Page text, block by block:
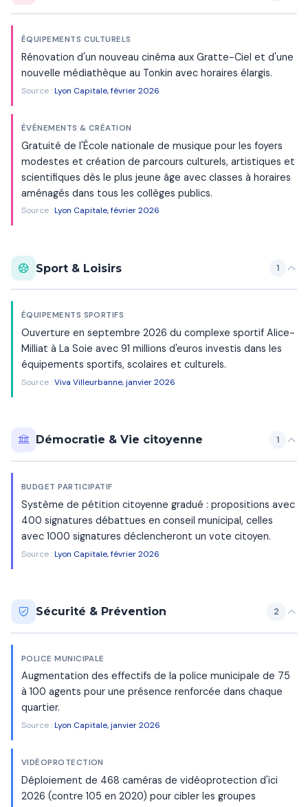
ÉQUIPEMENTS CULTURELS
Rénovation d'un nouveau cinéma aux Gratte-Ciel et d'une
nouvelle médiathèque au Tonkin avec horaires élargis.
Source :Lyon Capitale, février 2026
ÉVÉNEMENTS & CRÉATION
Gratuité de l'École nationale de musique pour les foyers
modestes et création de parcours culturels, artistiques et
scientifiques dès le plus jeune âge avec classes à horaires
aménagés dans tous les collèges publics.
Source :Lyon Capitale, février 2026
Sport & Loisirs 1
ÉQUIPEMENTS SPORTIFS
Ouverture en septembre 2026 du complexe sportif Alice-
Milliat à La Soie avec 91 millions d'euros investis dans les
équipements sportifs, scolaires et culturels.
Source :Viva Villeurbanne, janvier 2026
Démocratie & Vie citoyenne 1
BUDGET PARTICIPATIF
Système de pétition citoyenne gradué : propositions avec
400 signatures débattues en conseil municipal, celles
avec 1000 signatures déclencheront un vote citoyen.
Source :Lyon Capitale, février 2026
Sécurité & Prévention 2
POLICE MUNICIPALE
Augmentation des effectifs de la police municipale de 75
à 100 agents pour une présence renforcée dans chaque
quartier.
Source :Lyon Capitale, janvier 2026
VIDÉOPROTECTION
Déploiement de 468 caméras de vidéoprotection d'ici
2026 (contre 105 en 2020) pour cibler les groupes